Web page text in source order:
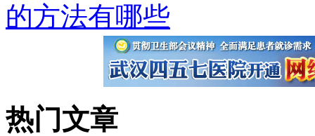
的方法有哪些
热门文章